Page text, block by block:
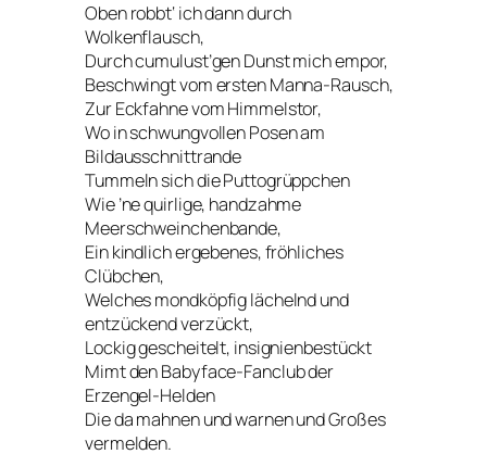
Oben robbt‘ ich dann durch
Wolkenflausch,
Durch cumulust’gen Dunst mich empor,
Beschwingt vom ersten Manna-Rausch,
Zur Eckfahne vom Himmelstor,
Wo in schwungvollen Posen am
Bildausschnittrande
Tummeln sich die Puttogrüppchen
Wie ’ne quirlige, handzahme
Meerschweinchenbande,
Ein kindlich ergebenes, fröhliches
Clübchen,
Welches mondköpfig lächelnd und
entzückend verzückt,
Lockig gescheitelt, insignienbestückt
Mimt den Babyface-Fanclub der
Erzengel-Helden
Die da mahnen und warnen und Großes
vermelden.